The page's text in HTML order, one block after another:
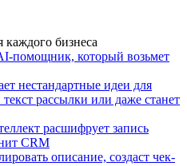
каждого бизнеса
помощник, который возьмет
нестандартные идеи для
рассылки или даже станет
расшифрует запись
CRM
описание, создаст чек-